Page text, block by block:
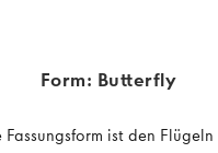
Form: Butterfly
Fassungsform ist den Flügeln